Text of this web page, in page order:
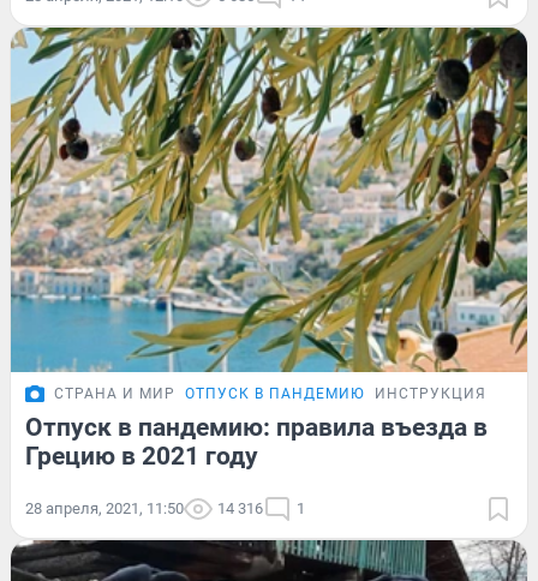
СТРАНА И МИР ОТПУСК В ПАНДЕМИЮ ИНСТРУКЦИЯ
Отпуск в пандемию: правила въезда в
Грецию в 2021 году
28 апреля, 2021, 11:50 14 316 1